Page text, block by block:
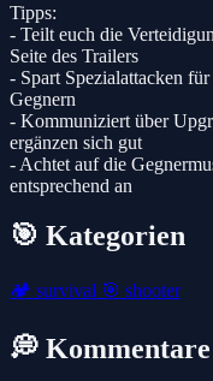
Tipps:
- Teilt euch die
Seite des Trailers
- Spart Spezialattacken
Gegnern
- Kommuniziert über
ergänzen sich gut
- Achtet auf die
entsprechend an
🎯 Kategorien
🏕️ survival 🎯 shooter
💭 Kommentare